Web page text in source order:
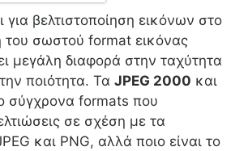
για βελτιστοποίηση εικόνων στο
του σωστού format εικόνας
μεγάλη διαφορά στην ταχύτητα
ποιότητα. Τα JPEG 2000 και
σύγχρονα formats που
σε σχέση με τα
και PNG, αλλά ποιο είναι το